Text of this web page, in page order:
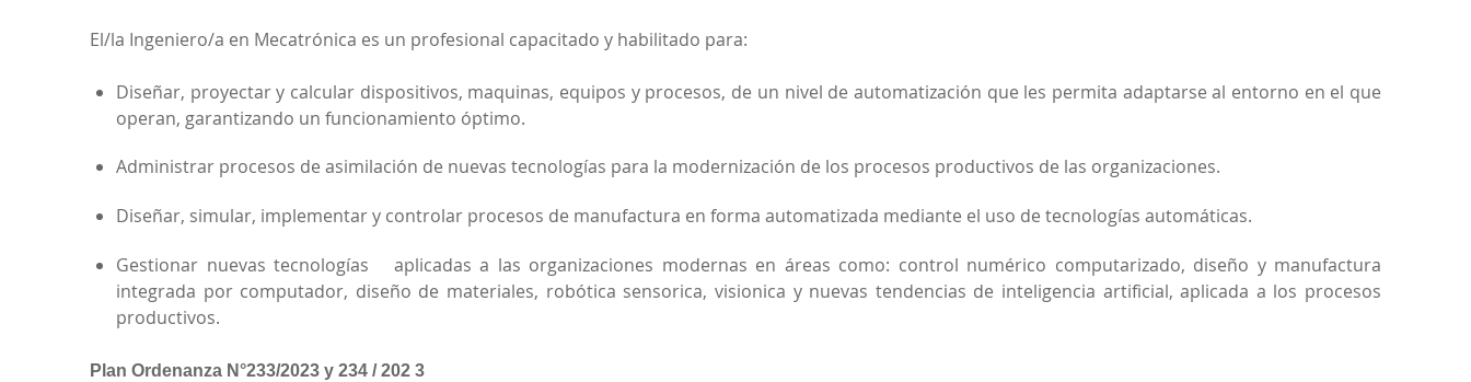
El/la Ingeniero/a en Mecatrónica es un profesional capacitado y habilitado para:
Diseñar, proyectar y calcular dispositivos, maquinas, equipos y procesos, de un nivel de automatización que les permita adaptarse al entorno en el que
operan, garantizando un funcionamiento óptimo.
Administrar procesos de asimilación de nuevas tecnologías para la modernización de los procesos productivos de las organizaciones.
Diseñar, simular, implementar y controlar procesos de manufactura en forma automatizada mediante el uso de tecnologías automáticas.
Gestionar nuevas tecnologías aplicadas a las organizaciones modernas en áreas como: control numérico computarizado, diseño y manufactura
integrada por computador, diseño de materiales, robótica sensorica, visionica y nuevas tendencias de inteligencia artificial, aplicada a los procesos
productivos.
Plan Ordenanza N°233/2023 y 234 / 202 3